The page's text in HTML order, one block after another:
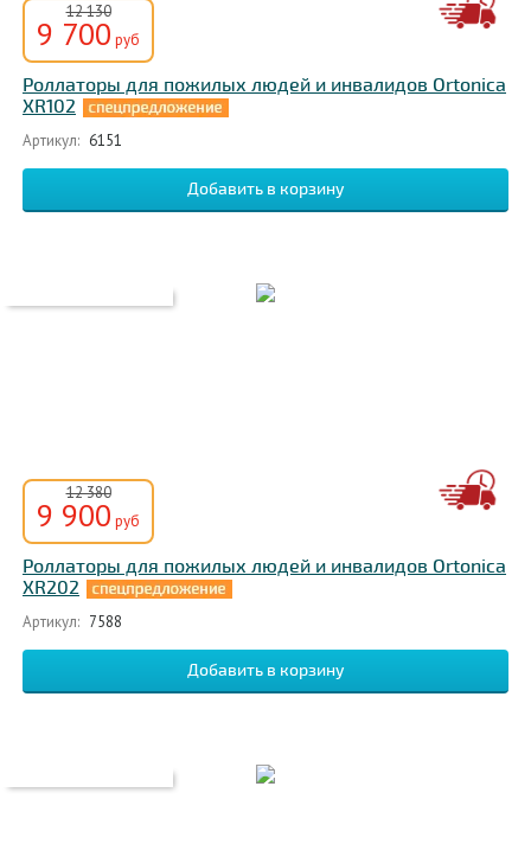
12 130
9 700 руб
Роллаторы для пожилых людей и инвалидов Ortonica
XR102
Артикул: 6151
12 380
9 900 руб
Роллаторы для пожилых людей и инвалидов Ortonica
XR202
Артикул: 7588